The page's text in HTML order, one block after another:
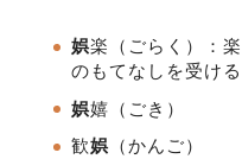
娯楽（ごらく）：
のもてなしを受ける
娯嬉（ごき）
歓娯 （かんご）